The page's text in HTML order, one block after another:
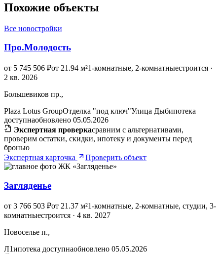
Похожие объекты
Все новостройки
Про.Молодость
от 5 745 506 ₽от 21.94 м²1-комнатные, 2-комнатныестроится ·
2 кв. 2026
Большевиков пр.,
Plaza Lotus GroupОтделка "под ключ"Улица Дыбипотека
доступнаобновлено 05.05.2026
Экспертная проверкасравним с альтернативами,
проверим остатки, скидки, ипотеку и документы перед
бронью
Экспертная карточка
Проверить объект
Загляденье
от 3 766 503 ₽от 21.37 м²1-комнатные, 2-комнатные, студии, 3-
комнатныестроится · 4 кв. 2027
Новоселье п.,
Л1ипотека доступнаобновлено 05.05.2026